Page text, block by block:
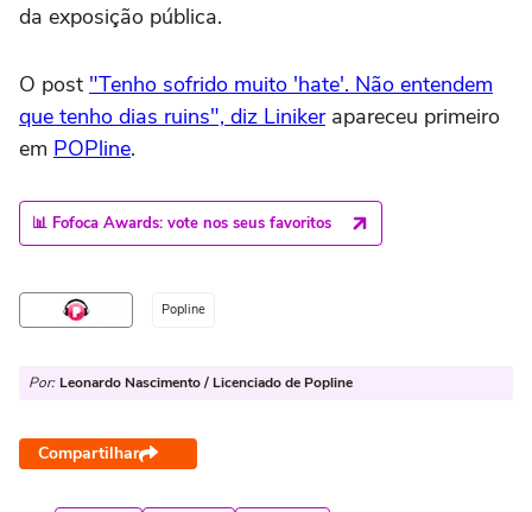
da exposição pública.
O post "Tenho sofrido muito 'hate'. Não entendem
que tenho dias ruins", diz Linikerapareceu primeiro
em POPline.
📊 Fofoca Awards: vote nos seus favoritos
Popline
Por: Leonardo Nascimento / Licenciado de Popline
Compartilhar